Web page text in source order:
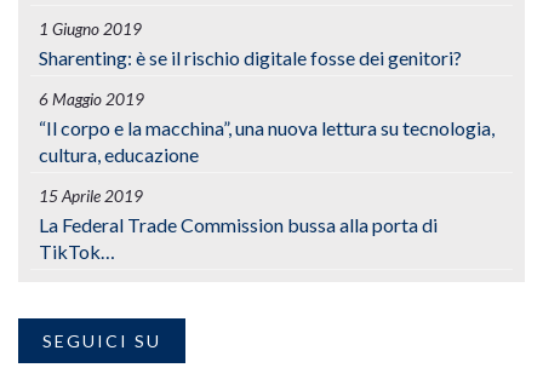
1 Giugno 2019
Sharenting: è se il rischio digitale fosse dei genitori?
6 Maggio 2019
“Il corpo e la macchina”, una nuova lettura su tecnologia,
cultura, educazione
15 Aprile 2019
La Federal Trade Commission bussa alla porta di
TikTok…
SEGUICI SU